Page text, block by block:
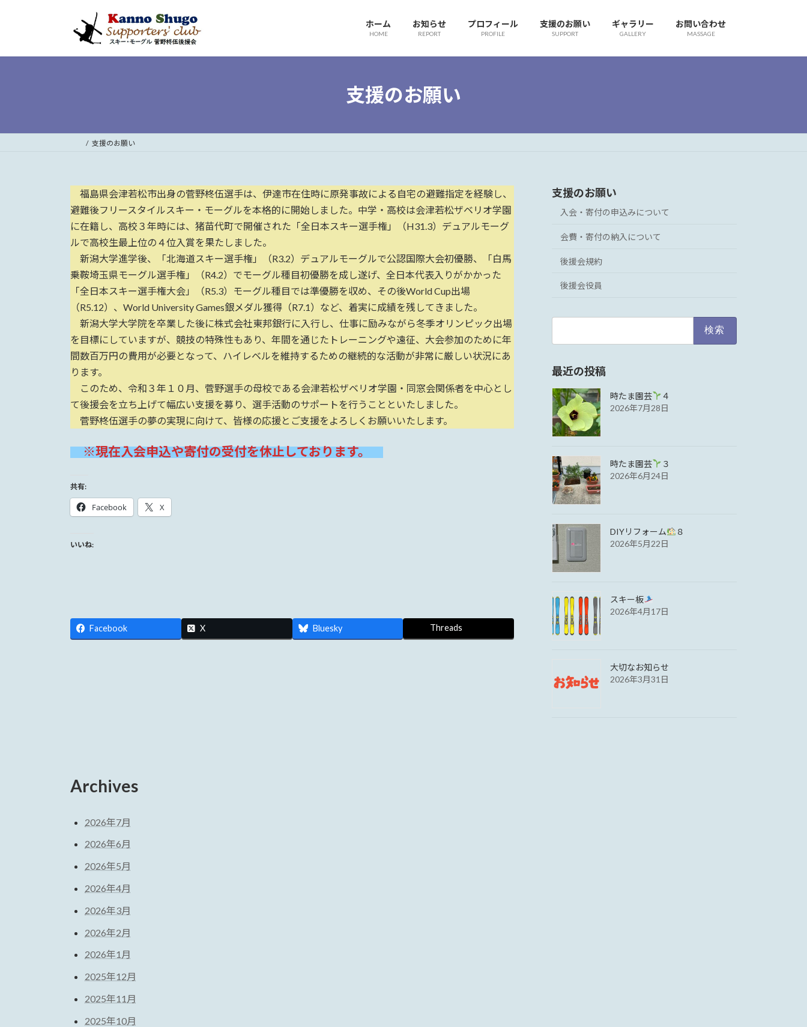
プ
動
ホーム
HOME
お知らせ
REPORT
プロフィール
PROFILE
支援のお願い
SUPPORT
ギャラリー
GALLERY
お問い合わせ
MASSAGE
支援のお願い
支援のお願い
福島県会津若松市出身の菅野柊伍選手は、伊達市在住時に原発事故による自宅の避難指定を経験し、
避難後フリースタイルスキー・モーグルを本格的に開始しました。中学・高校は会津若松ザベリオ学園
に在籍し、高校３年時には、猪苗代町で開催された「全日本スキー選手権」（H31.3）デュアルモーグ
ルで高校生最上位の４位入賞を果たしました。
新潟大学進学後、「北海道スキー選手権」（R3.2）デュアルモーグルで公認国際大会初優勝、「白馬
乗鞍埼玉県モーグル選手権」（R4.2）でモーグル種目初優勝を成し遂げ、全日本代表入りがかかった
「全日本スキー選手権大会」（R5.3）モーグル種目では準優勝を収め、その後World Cup出場
（R5.12）、World University Games銀メダル獲得（R7.1）など、着実に成績を残してきました。
新潟大学大学院を卒業した後に株式会社東邦銀行に入行し、仕事に励みながら冬季オリンピック出場
を目標にしていますが、競技の特殊性もあり、年間を通じたトレーニングや遠征、大会参加のために年
間数百万円の費用が必要となって、ハイレベルを維持するための継続的な活動が非常に厳しい状況にあ
ります。
このため、令和３年１０月、菅野選手の母校である会津若松ザベリオ学園・同窓会関係者を中心とし
て後援会を立ち上げて幅広い支援を募り、選手活動のサポートを行うことといたしました。
菅野柊伍選手の夢の実現に向けて、皆様の応援とご支援をよろしくお願いいたします。
※現在入会申込や寄付の受付を休止しております。
共有:
Facebook X
いいね:
Facebook X Bluesky Threads
支援のお願い
入会・寄付の申込みについて
会費・寄付の納入について
後援会規約
後援会役員
最近の投稿
時たま園芸
４
2026年7月28日
時たま園芸
３
2026年6月24日
DIYリフォーム
８
2026年5月22日
スキー板
2026年4月17日
大切なお知らせ
2026年3月31日
Archives
2026年7月
2026年6月
2026年5月
2026年4月
2026年3月
2026年2月
2026年1月
2025年12月
2025年11月
2025年10月